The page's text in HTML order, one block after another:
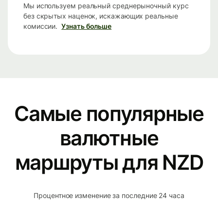
Мы используем реальный среднерыночный курс
без скрытых наценок, искажающих реальные
комиссии. Узнать больше
Самые популярные
валютные
маршруты для NZD
Процентное изменение за последние 24 часа